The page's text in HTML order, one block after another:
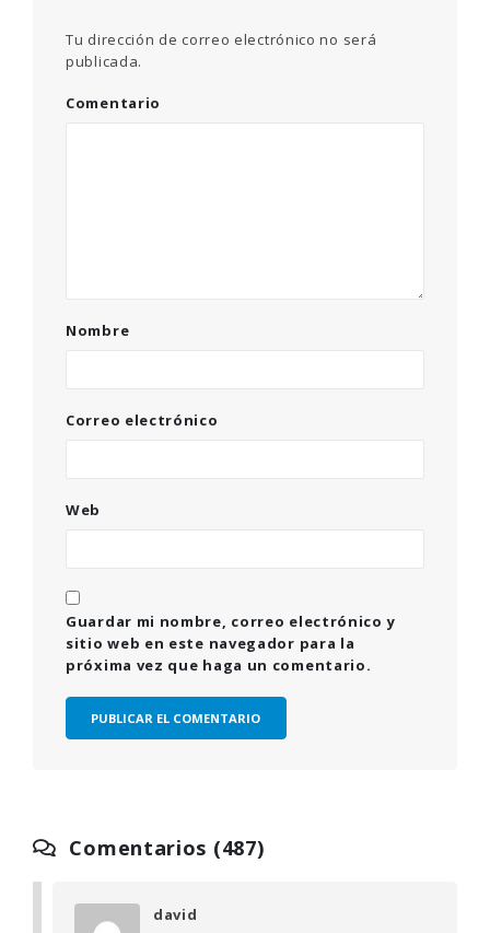
Tu dirección de correo electrónico no será
publicada.
Comentario
Nombre
Correo electrónico
Web
Guardar mi nombre, correo electrónico y
sitio web en este navegador para la
próxima vez que haga un comentario.
Comentarios (487)
david